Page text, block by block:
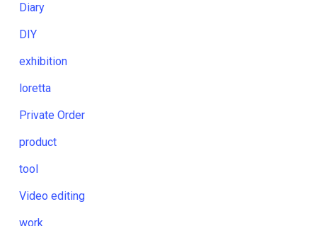
Diary
DIY
exhibition
loretta
Private Order
product
tool
Video editing
work